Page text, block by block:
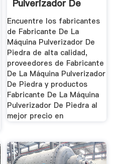
Pulverizador De
Piedra Alibaba
Encuentre los fabricantes
de Fabricante De La
Máquina Pulverizador De
Piedra de alta calidad,
proveedores de Fabricante
De La Máquina Pulverizador
De Piedra y productos
Fabricante De La Máquina
Pulverizador De Piedra al
mejor precio en